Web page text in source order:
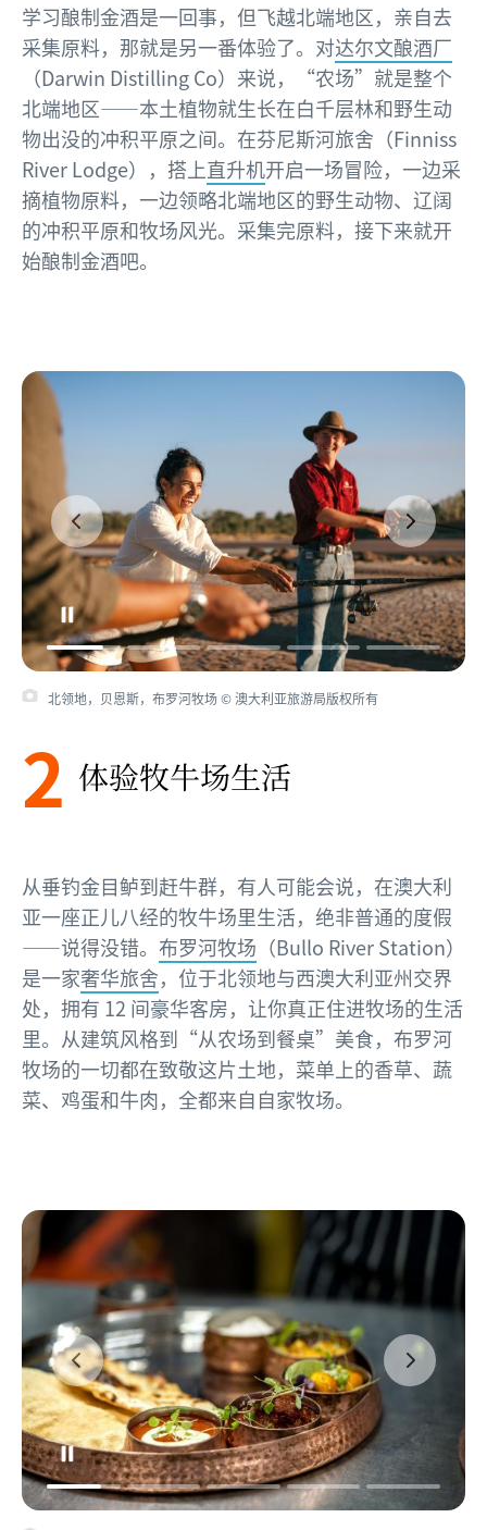
学习酿制金酒是一回事，但飞越北端地区，亲自去
采集原料，那就是另一番体验了。对达尔文酿酒厂
（Darwin Distilling Co）来说，“农场”就是整个
北端地区——本土植物就生长在白千层林和野生动
物出没的冲积平原之间。在芬尼斯河旅舍（Finniss
River Lodge），搭上直升机开启一场冒险，一边采
摘植物原料，一边领略北端地区的野生动物、辽阔
的冲积平原和牧场风光。采集完原料，接下来就开
始酿制金酒吧。
北领地，贝恩斯，布罗河牧场 © 澳大利亚旅游局版权所有
2 体验牧牛场生活
从垂钓金目鲈到赶牛群，有人可能会说，在澳大利
亚一座正儿八经的牧牛场里生活，绝非普通的度假
——说得没错。 布罗河牧场 （Bullo River Station）
是一家奢华旅舍，位于北领地与西澳大利亚州交界
处，拥有 12 间豪华客房，让你真正住进牧场的生活
里。从建筑风格到“从农场到餐桌”美食，布罗河
牧场的一切都在致敬这片土地，菜单上的香草、蔬
菜、鸡蛋和牛肉，全都来自自家牧场。